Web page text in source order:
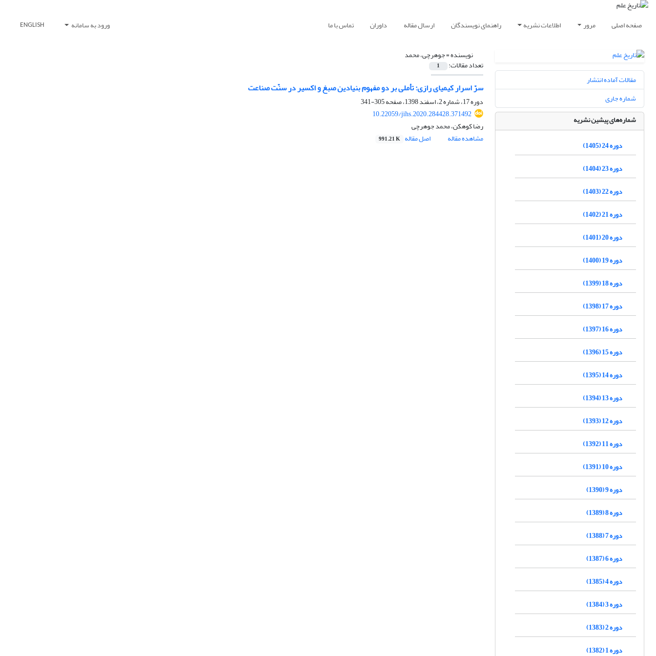
صفحه اصلی مرور اطلاعات نشریه راهنمای نویسندگان ارسال مقاله داوران تماس با ما ورود به سامانه ENGLISH
نویسنده =جوهرچی، محمد
تعداد مقالات: 1
سرّ اسرار کیمیای رازی: تأملی بر دو مفهوم بنیادین صبغ و اکسیر در سنّت صناعت
دوره 17، شماره 2، اسفند 1398، صفحه
305-341
10.22059/jihs.2020.284428.371492
رضا کوهکن، محمد جوهرچی
مشاهده مقاله
اصل مقاله 991.21 K
مقالات آماده انتشار
شماره جاری
شماره‌های پیشین نشریه
دوره 24 (1405)
دوره 23 (1404)
دوره 22 (1403)
دوره 21 (1402)
دوره 20 (1401)
دوره 19 (1400)
دوره 18 (1399)
دوره 17 (1398)
دوره 16 (1397)
دوره 15 (1396)
دوره 14 (1395)
دوره 13 (1394)
دوره 12 (1393)
دوره 11 (1392)
دوره 10 (1391)
دوره 9 (1390)
دوره 8 (1389)
دوره 7 (1388)
دوره 6 (1387)
دوره 4 (1385)
دوره 3 (1384)
دوره 2 (1383)
دوره 1 (1382)